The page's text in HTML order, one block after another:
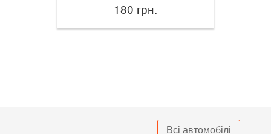
Passat CC (357)
180 грн.
Всі автомобілі